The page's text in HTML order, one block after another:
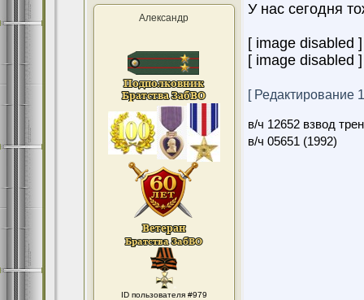
Александр
ID пользователя #979
У нас сегодня
[ image disabled ]
[ image disabled ]
[ Редактирование
в/ч 12652 взвод
в/ч 05651 (1992)